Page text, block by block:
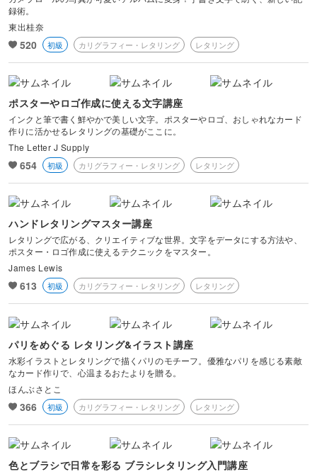
録術。
東出桂奈
520 初級 カリグラフィー・レタリング レタリング
ポスターやロゴ作成に使える文字講座
インクと筆で書く鮮やかで美しい文字。ポスターやロゴ、おしゃれなカード
作りに活かせるレタリングの基礎がここに。
The Letter J Supply
654 初級 カリグラフィー・レタリング レタリング
ハンドレタリングマスター講座
レタリングで広がる、クリエイティブな世界。文字をデータにする方法や、
ポスター・ロゴ作成に使えるテクニックをマスター。
James Lewis
613 初級 カリグラフィー・レタリング レタリング
パリをめぐる レタリング&イラスト講座
水彩イラストとレタリングで描くパリのモチーフ。優雅なパリを感じる素敵
なカード作りで、心温まるおたよりを贈る。
ほんぶさとこ
366 初級 カリグラフィー・レタリング レタリング
色とブラシで日常を彩る ブラシレタリング入門講座